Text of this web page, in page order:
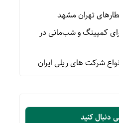
تهران مشهد
کمپینگ و شب‌مانی در
شرکت های ریلی ایران
دنبال کنید